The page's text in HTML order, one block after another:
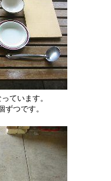
ています。
ずつです。